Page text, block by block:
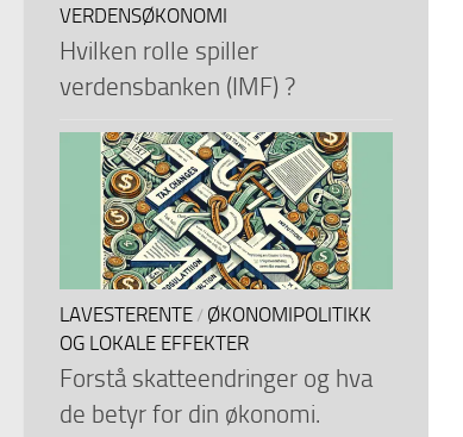
VERDENSØKONOMI
Hvilken rolle spiller
verdensbanken (IMF) ?
LAVESTERENTE / ØKONOMIPOLITIKK
OG LOKALE EFFEKTER
Forstå skatteendringer og hva
de betyr for din økonomi.